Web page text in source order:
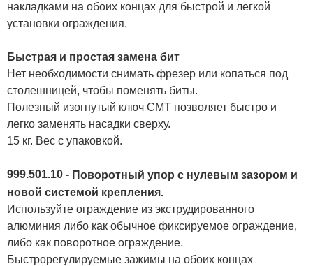
накладками на обоих концах для быстрой и легкой
установки ограждения.
Быстрая и простая замена бит
Нет необходимости снимать фрезер или копаться под
столешницей, чтобы поменять биты.
Полезный изогнутый ключ CMT позволяет быстро и
легко заменять насадки сверху.
15 кг. Вес с упаковкой.
999.501.10 - Поворотный упор с нулевым зазором и
новой системой крепления.
Используйте ограждение из экструдированного
алюминия либо как обычное фиксируемое ограждение,
либо как поворотное ограждение.
Быстрорегулируемые зажимы на обоих концах